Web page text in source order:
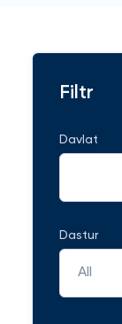
Filtr
Davlat
Dastur
All